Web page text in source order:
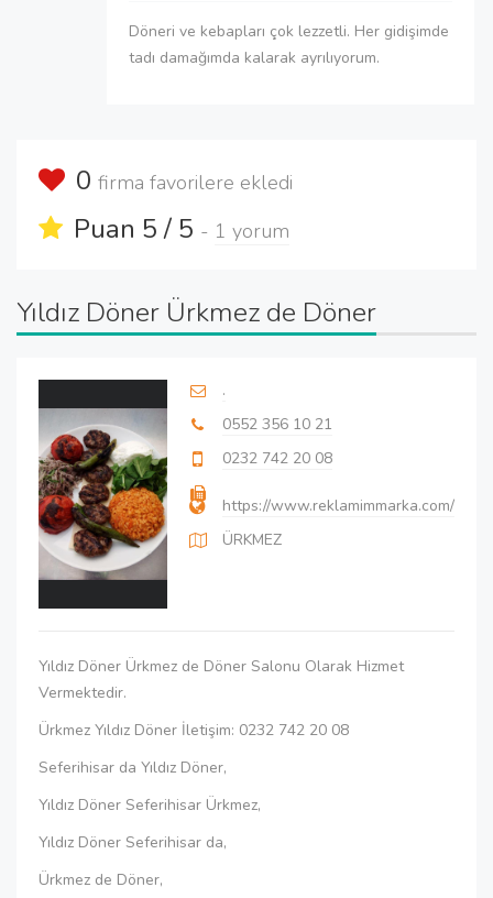
Döneri ve kebapları çok lezzetli. Her gidişimde
tadı damağımda kalarak ayrılıyorum.
0 firma favorilere ekledi
Puan 5 / 5 - 1 yorum
Yıldız Döner Ürkmez de Döner
.
0552 356 10 21
0232 742 20 08
https://www.reklamimmarka.com/
ÜRKMEZ
Yıldız Döner Ürkmez de Döner Salonu Olarak Hizmet
Vermektedir.
Ürkmez Yıldız Döner İletişim: 0232 742 20 08
Seferihisar da Yıldız Döner,
Yıldız Döner Seferihisar Ürkmez,
Yıldız Döner Seferihisar da,
Ürkmez de Döner,